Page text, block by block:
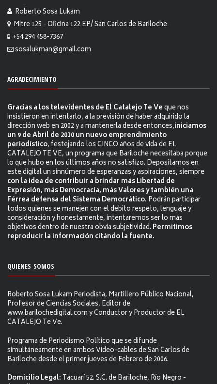
Roberto Sosa Lukam
Mitre 125 - Oficina 122 EP/ San Carlos de Bariloche
+54 294 458-7367
sosalukman@gmail.com
AGRADECIMIENTO
Gracias a los televidentes de El Catalejo Te Veque nos
insistieron en intentarlo, a la previsión de haber adquirido la
dirección web en 2002 y a mantenerla desde entonces,iniciamos
un 9 de Abril de 2010 un nuevo emprendimiento
periodístico, festejando los CINCO años de vida de EL
CATALEJO TE VE, un programa que Bariloche necesitaba porque
lo que hubo en los últimos años no satisfizo. Depositamos en
este digital un sinnúmero de esperanzas y aspiraciones, siempre
con la idea de contribuir a brindar más Libertad de
Expresión, más Democracia, más Valores y también una
Férrea defensa del Sistema Democrático. Podrán participar
todos quienes se manejen con el debito respeto, lenguaje y
consideración y honestamente, intentaremos ser lo más
objetivos dentro de nuestra obvia subjetividad. Permitimos
reproducir la información citándo la fuente.
QUIENES SOMOS
Roberto Sosa Lukam Periodista, Martillero Público Nacional,
Profesor de Ciencias Sociales, Editor de
www.barilochedigital.com y Conductor y Productor de EL
CATALEJO Te Ve.
Programa de Periodismo Político que se difunde
simultáneamente en ambos Video-cables de San Carlos de
Bariloche desde el primer jueves de Febrero de 2006.
Domicilio Legal: Tacuarí 52. S.C. de Bariloche, Río Negro -